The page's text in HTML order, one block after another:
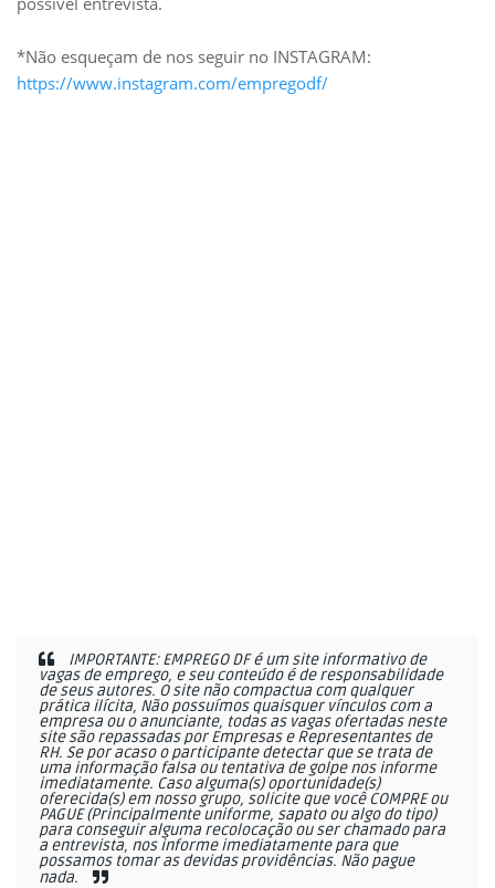
*Não esqueçam de nos seguir no INSTAGRAM:
https://www.instagram.com/empregodf/
IMPORTANTE: EMPREGO DF é um site informativo de
vagas de emprego, e seu conteúdo é de responsabilidade
de seus autores. O site não compactua com qualquer
prática ilícita, Não possuímos quaisquer vínculos com a
empresa ou o anunciante, todas as vagas ofertadas neste
site são repassadas por Empresas e Representantes de
RH. Se por acaso o participante detectar que se trata de
uma informação falsa ou tentativa de golpe nos informe
imediatamente. Caso alguma(s) oportunidade(s)
oferecida(s) em nosso grupo, solicite que você COMPRE ou
PAGUE (Principalmente uniforme, sapato ou algo do tipo)
para conseguir alguma recolocação ou ser chamado para
a entrevista, nos informe imediatamente para que
possamos tomar as devidas providências. Não pague
nada.